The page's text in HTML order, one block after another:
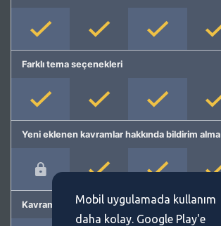
Farklı tema seçenekleri
Yeni eklenen kavramlar hakkında bildirim alma
Kavram önermeMobil uygulamada kullanım
daha kolay. Google Play'e